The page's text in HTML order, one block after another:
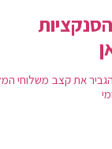
את קצב משלוחי